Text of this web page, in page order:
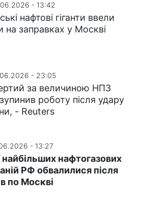
- 13:42
нафтові гіганти ввели
на заправках у Москві
- 23:05
за величиною НПЗ
зупинив роботу після удару
- Reuters
- 13:27
найбільших нафтогазових
РФ обвалилися після
по Москві